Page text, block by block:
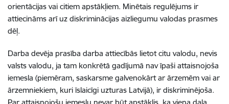
orientācijas vai citiem apstākļiem. Minētais regulējums ir
attiecināms arī uz diskriminācijas aizliegumu valodas prasmes
dēļ.
Darba devēja prasība darba attiecībās lietot citu valodu, nevis
valsts valodu, ja tam konkrētā gadījumā nav īpaši attaisnojoša
iemesla (piemēram, saskarsme galvenokārt ar ārzemēm vai ar
ārzemniekiem, kuri īslaicīgi uzturas Latvijā), ir diskriminējoša.
Par attaisnojošu iemeslu nevar būt apstāklis, ka viena daļa